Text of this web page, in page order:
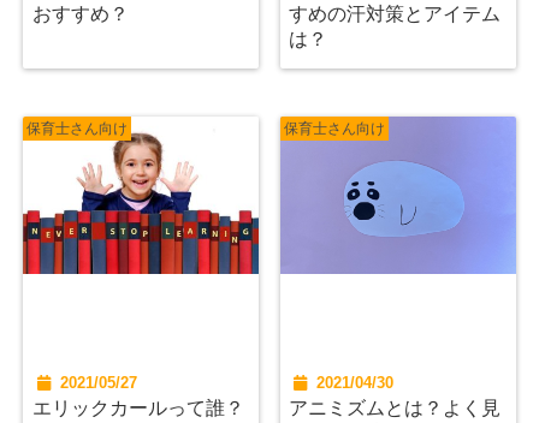
おすすめ？
すめの汗対策とアイテム
は？
保育士さん向け
2021/05/27
エリックカールって誰？
保育士さん向け
2021/04/30
アニミズムとは？よく見